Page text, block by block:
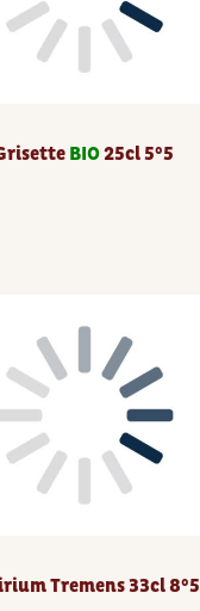
BIO25cl 5°5
Tremens 33cl 8°5